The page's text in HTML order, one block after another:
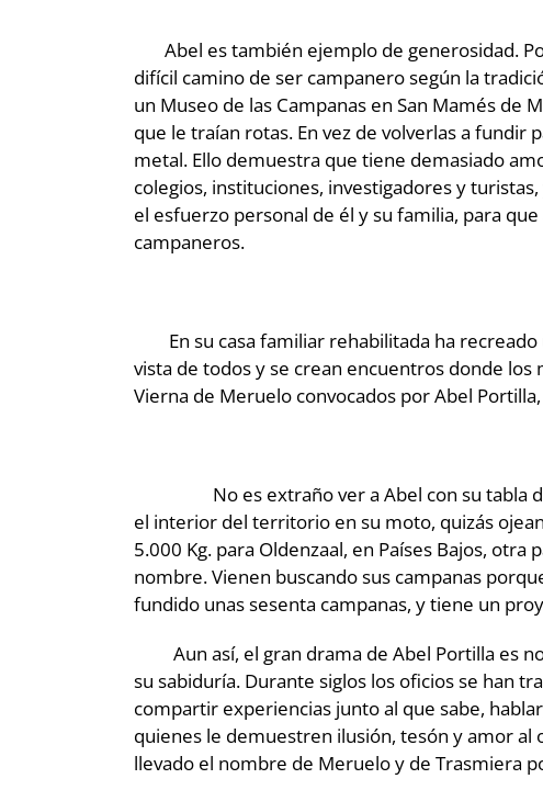
Abel es también ejemplo de generosidad.
difícil camino de ser campanero según la
un Museo de las Campanas en San Mamés de
que le traían rotas. En vez de volverlas a fundir
metal. Ello demuestra que tiene demasiado
colegios, instituciones, investigadores y
el esfuerzo personal de él y su familia, para
campaneros.
En su casa familiar rehabilitada ha recreado
vista de todos y se crean encuentros donde
Vierna de Meruelo convocados por Abel
No es extraño ver a Abel con su tabla de
el interior del territorio en su moto, quizás
5.000 Kg. para Oldenzaal, en Países Bajos,
nombre. Vienen buscando sus campanas
fundido unas sesenta campanas, y tiene un
Aun así, el gran drama de Abel Portilla es no
su sabiduría. Durante siglos los oficios se han
compartir experiencias junto al que sabe,
quienes le demuestren ilusión, tesón y amor al
llevado el nombre de Meruelo y de Trasmiera